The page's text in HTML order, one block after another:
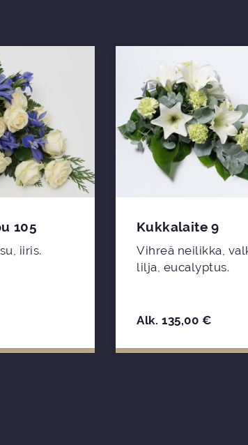
105
iiris.
Kukkalaite 9
Vihreä neilikka,
lilja, eucalyptus.
Alk. 135,00€